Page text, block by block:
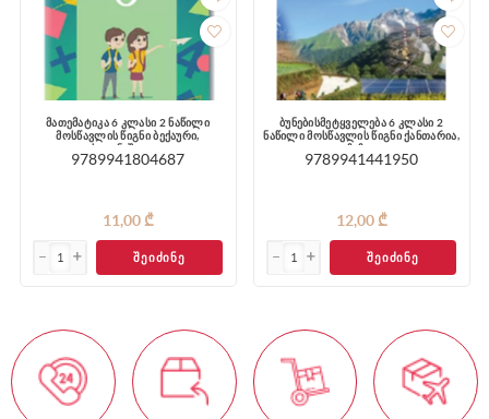
მათემატიკა 6 კლასი 2 ნაწილი
მოსწავლის წიგნი ბექაური,
საგინაშვილი
9789941804687
11,00 ₾
ᲨᲔᲘᲫᲘᲜᲔ
ბუნებისმეტყველება 6 კლასი 2
ნაწილი მოსწავლის წიგნი ქანთარია,
ჩიჩუა
9789941441950
12,00 ₾
ᲨᲔᲘᲫᲘᲜᲔ